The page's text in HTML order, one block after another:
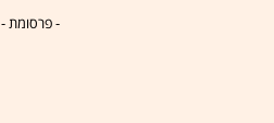
- פרסומת -